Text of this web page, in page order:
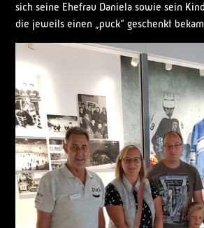
sich seine Ehefrau Daniela sowie sein
die jeweils einen „puck“ geschenkt